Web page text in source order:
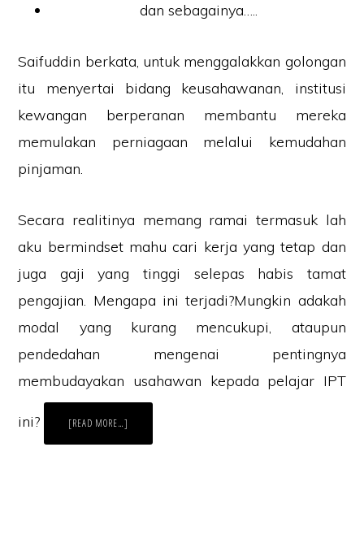
dan sebagainya…..
Saifuddin berkata, untuk menggalakkan golongan
itu menyertai bidang keusahawanan, institusi
kewangan berperanan membantu mereka
memulakan perniagaan melalui kemudahan
pinjaman.
Secara realitinya memang ramai termasuk lah
aku bermindset mahu cari kerja yang tetap dan
juga gaji yang tinggi selepas habis tamat
pengajian. Mengapa ini terjadi?Mungkin adakah
modal yang kurang mencukupi, ataupun
pendedahan mengenai pentingnya
membudayakan usahawan kepada pelajar IPT
ini? [READ MORE…]
2.5